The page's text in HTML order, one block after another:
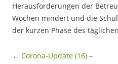
Herausforderungen der
Wochen mindert und die
der kurzen Phase des
Beitragsnavigation
← Corona-Update (16) –